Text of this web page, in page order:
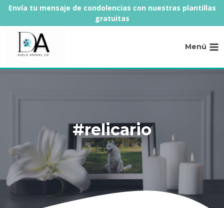
Saltar
contenido
Envía tu mensaje de condolencias con nuestras plantillas
gratuitas
Menú
#relicario